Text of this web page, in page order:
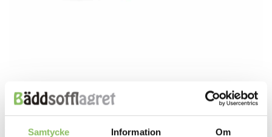
Samtycke Information Om
Both comments and trackbacks are currently closed.
←Previous
Next→